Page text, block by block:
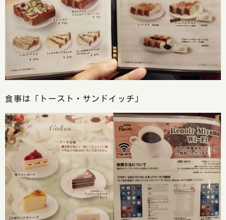
食事は「トースト・サンドイッチ」